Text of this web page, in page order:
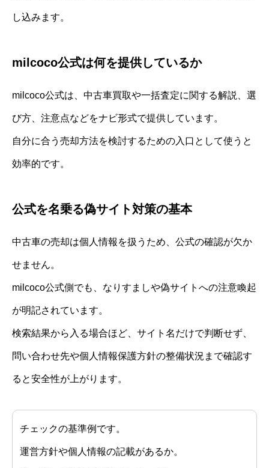
し込みます。
milcoco公式は何を提供しているか
milcoco公式は、中古車買取や一括査定に関する解説、選
び方、注意点などをナビ形式で提供しています。
自分に合う売却方法を検討するための入口として使うと
効率的です。
公式を名乗る偽サイト対策の基本
中古車の売却は個人情報を扱うため、公式の確認が欠か
せません。
milcoco公式側でも、なりすましや偽サイトへの注意喚起
が明記されています。
検索結果から入る場合ほど、サイト名だけで判断せず、
問い合わせ先や個人情報保護方針の整備状況まで確認す
ると安全性が上がります。
チェックの基準例です。
運営方針や個人情報の記載があるか。